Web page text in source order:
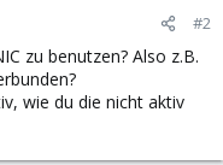
#2
zu benutzen? Also z.B.
wie du die nicht aktiv